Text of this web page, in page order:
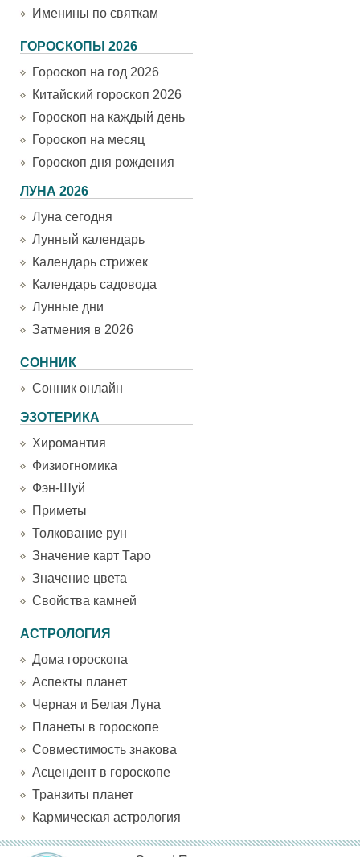
Именины по святкам
ГОРОСКОПЫ 2026
Гороскоп на год 2026
Китайский гороскоп 2026
Гороскоп на каждый день
Гороскоп на месяц
Гороскоп дня рождения
ЛУНА 2026
Луна сегодня
Лунный календарь
Календарь стрижек
Календарь садовода
Лунные дни
Затмения в 2026
СОННИК
Сонник онлайн
ЭЗОТЕРИКА
Хиромантия
Физиогномика
Фэн-Шуй
Приметы
Толкование рун
Значение карт Таро
Значение цвета
Свойства камней
АСТРОЛОГИЯ
Дома гороскопа
Аспекты планет
Черная и Белая Луна
Планеты в гороскопе
Совместимость знакова
Асцендент в гороскопе
Транзиты планет
Кармическая астрология